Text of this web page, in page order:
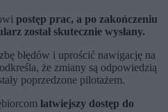
postęp prac, a po zakończeniu
został skutecznie wysłany.
błędów i uprościć nawigację na
że zmiany są odpowiedzią
poprzedzone pilotażem.
łatwiejszy dostęp do